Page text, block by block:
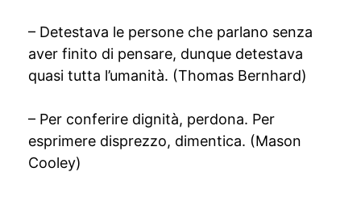
– Detestava le persone che parlano senza
aver finito di pensare, dunque detestava
quasi tutta l’umanità. (Thomas Bernhard)
– Per conferire dignità, perdona. Per
esprimere disprezzo, dimentica. (Mason
Cooley)